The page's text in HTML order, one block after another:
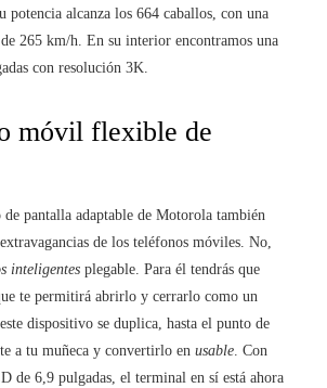
potencia alcanza los 664 caballos, con una
265 km/h. En su interior encontramos una
con resolución 3K.
móvil flexible de
pantalla adaptable de Motorola también
de los teléfonos móviles. No,
inteligentes plegable. Para él tendrás que
te permitirá abrirlo y cerrarlo como un
dispositivo se duplica, hasta el punto de
a tu muñeca y convertirlo en usable. Con
de 6,9 ​​pulgadas, el terminal en sí está ahora